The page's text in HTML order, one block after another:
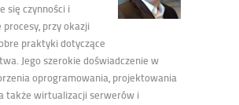
się czynności i
przy okazji
praktyki dotyczące
Jego szerokie doświadczenie w
oprogramowania, projektowania
także wirtualizacji serwerów i